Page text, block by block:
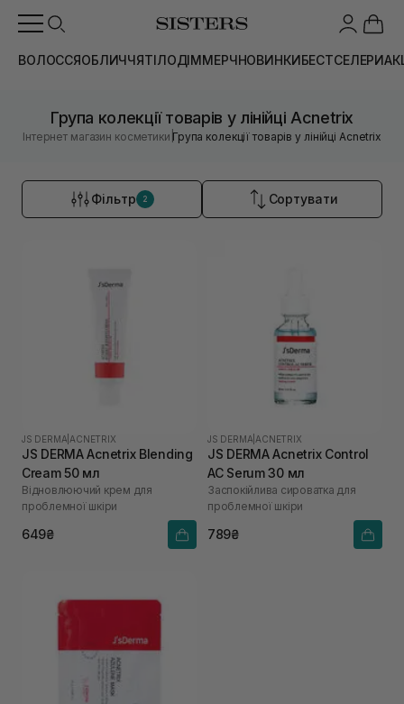
ВОЛОССЯОБЛИЧЧЯТІЛОДІММЕРЧНОВИНКИБЕСТСЕЛЕРИ
Група колекції товарів у лінійці Acnetrix
Інтернет магазин косметики |Група колекції товарів у лінійці Acnetrix
Фільтр 2 Сортувати
JS DERMA ACNETRIX
JS DERMA Acnetrix Blending
Cream 50 мл
Відновлюючий крем для
проблемної шкіри
649₴
JS DERMA ACNETRIX
JS DERMA Acnetrix Control
AC Serum 30 мл
Заспокійлива сироватка для
проблемної шкіри
789₴